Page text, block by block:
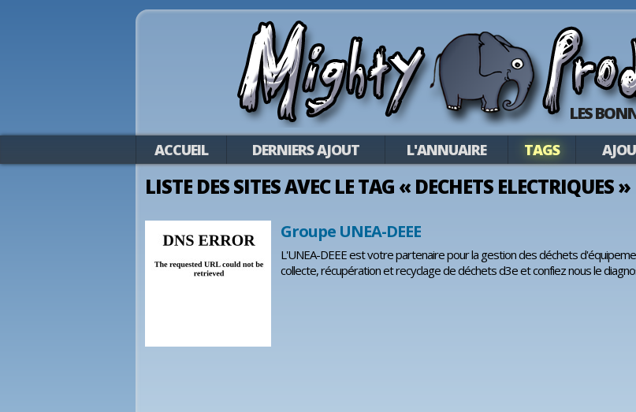
LES
ACCUEIL DERNIERS AJOUT L'ANNUAIRE TAGS
LISTE DES SITES AVEC LE TAG « DECHETS ELECTRIQUES »
Groupe UNEA-DEEE
L'UNEA-DEEE est votre partenaire pour la gestion des déchets
collecte, récupération et recyclage de déchets d3e et confiez nous le